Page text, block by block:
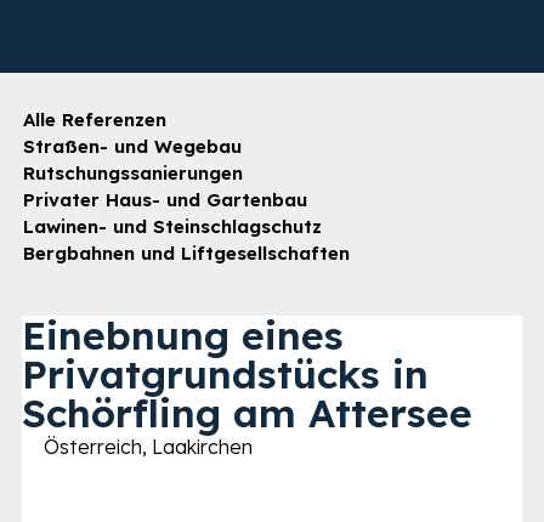
Alle Referenzen
Straßen- und Wegebau
Rutschungssanierungen
Privater Haus- und Gartenbau
Lawinen- und Steinschlagschutz
Bergbahnen und Liftgesellschaften
Einebnung eines
Privatgrundstücks in
Schörfling am Attersee
Österreich, Laakirchen